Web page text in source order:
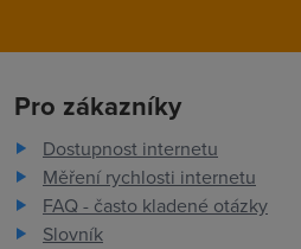
Pro zákazníky
Dostupnost internetu
Měření rychlosti internetu
FAQ - často kladené otázky
Slovník